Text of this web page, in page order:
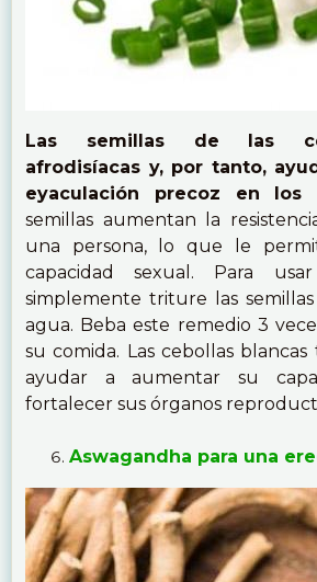
Las semillas de las
afrodisíacas y, por tanto,
eyaculación precoz en los
semillas aumentan la
una persona, lo que le
capacidad sexual. Para
simplemente triture las
agua. Beba este remedio 3
su comida. Las cebollas
ayudar a aumentar su
fortalecer sus órganos
Aswagandha para una